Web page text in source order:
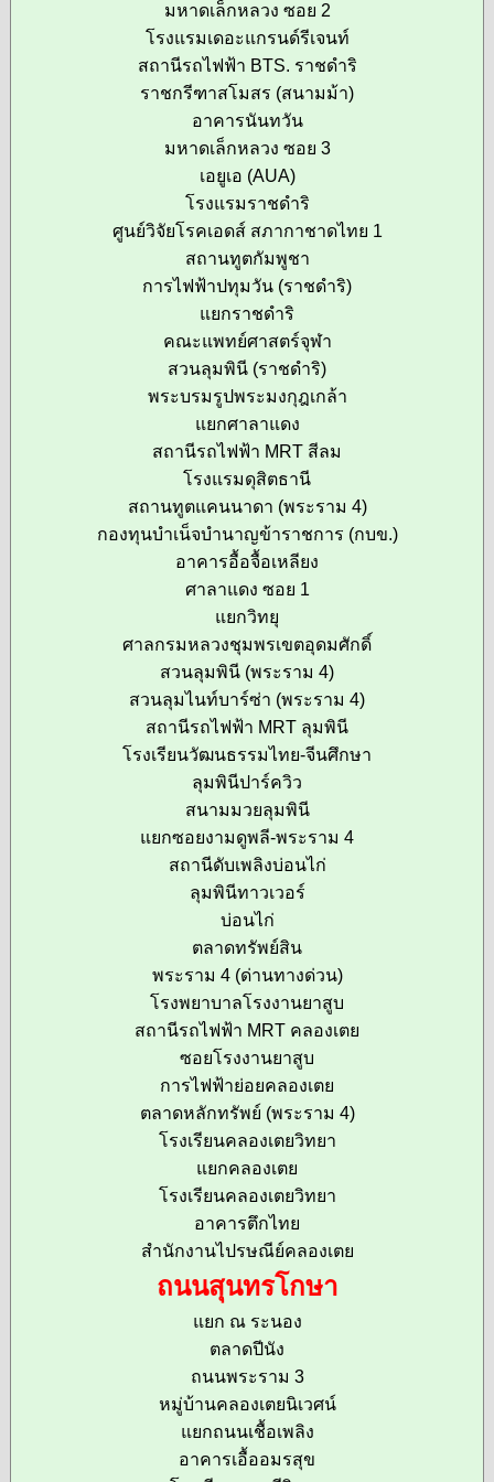
มหาดเล็กหลวง ซอย 2
โรงแรมเดอะแกรนด์รีเจนท์
สถานีรถไฟฟ้า BTS. ราชดำริ
ราชกรีฑาสโมสร (สนามม้า)
อาคารนันทวัน
มหาดเล็กหลวง ซอย 3
เอยูเอ (AUA)
โรงแรมราชดำริ
ศูนย์วิจัยโรคเอดส์ สภากาชาดไทย 1
สถานทูตกัมพูชา
การไฟฟ้าปทุมวัน (ราชดำริ)
แยกราชดำริ
คณะแพทย์ศาสตร์จุฬา
สวนลุมพินี (ราชดำริ)
พระบรมรูปพระมงกุฎเกล้า
แยกศาลาแดง
สถานีรถไฟฟ้า MRT สีลม
โรงแรมดุสิตธานี
สถานทูตแคนนาดา (พระราม 4)
กองทุนบำเน็จบำนาญข้าราชการ (กบข.)
อาคารอื้อจื้อเหลียง
ศาลาแดง ซอย 1
แยกวิทยุ
ศาลกรมหลวงชุมพรเขตอุดมศักดิ์
สวนลุมพินี (พระราม 4)
สวนลุมไนท์บาร์ซ่า (พระราม 4)
สถานีรถไฟฟ้า MRT ลุมพินี
โรงเรียนวัฒนธรรมไทย-จีนศึกษา
ลุมพินีปาร์ควิว
สนามมวยลุมพินี
แยกซอยงามดูพลี-พระราม 4
สถานีดับเพลิงบ่อนไก่
ลุมพินีทาวเวอร์
บ่อนไก่
ตลาดทรัพย์สิน
พระราม 4 (ด่านทางด่วน)
โรงพยาบาลโรงงานยาสูบ
สถานีรถไฟฟ้า MRT คลองเตย
ซอยโรงงานยาสูบ
การไฟฟ้าย่อยคลองเตย
ตลาดหลักทรัพย์ (พระราม 4)
โรงเรียนคลองเตยวิทยา
แยกคลองเตย
โรงเรียนคลองเตยวิทยา
อาคารตึกไทย
สำนักงานไปรษณีย์คลองเตย
ถนนสุนทรโกษา
แยก ณ ระนอง
ตลาดปีนัง
ถนนพระราม 3
หมู่บ้านคลองเตยนิเวศน์
แยกถนนเชื้อเพลิง
อาคารเอื้ออมรสุข